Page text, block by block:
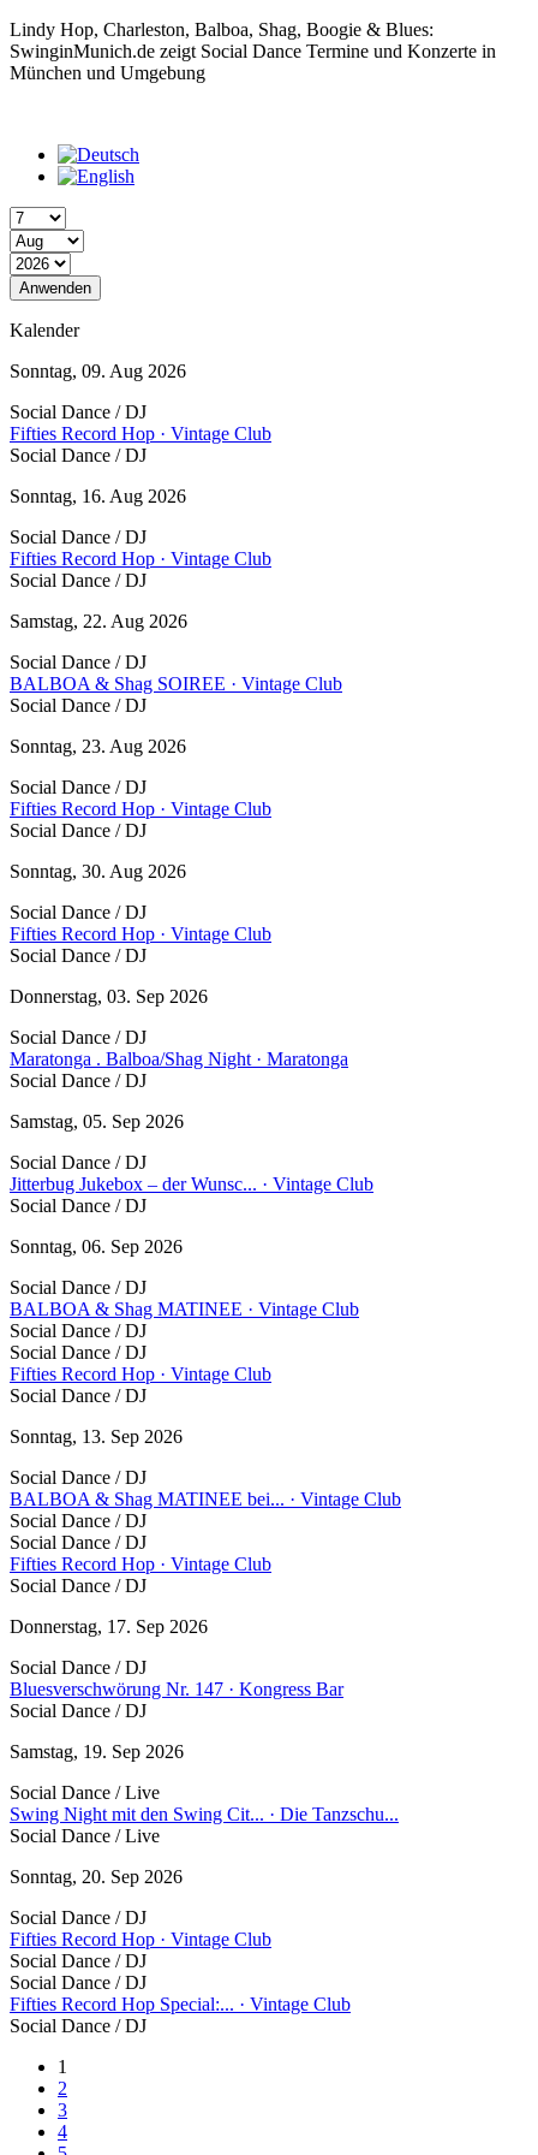
Lindy Hop, Charleston, Balboa, Shag, Boogie & Blues:
SwinginMunich.de zeigt Social Dance Termine und Konzerte in
München und Umgebung
Tag
Monat
Jahr
Kalender
Sonntag, 09. Aug 2026
Social Dance / DJ
Fifties Record Hop · Vintage Club
Social Dance / DJ
Sonntag, 16. Aug 2026
Social Dance / DJ
Fifties Record Hop · Vintage Club
Social Dance / DJ
Samstag, 22. Aug 2026
Social Dance / DJ
BALBOA & Shag SOIREE · Vintage Club
Social Dance / DJ
Sonntag, 23. Aug 2026
Social Dance / DJ
Fifties Record Hop · Vintage Club
Social Dance / DJ
Sonntag, 30. Aug 2026
Social Dance / DJ
Fifties Record Hop · Vintage Club
Social Dance / DJ
Donnerstag, 03. Sep 2026
Social Dance / DJ
Maratonga . Balboa/Shag Night · Maratonga
Social Dance / DJ
Samstag, 05. Sep 2026
Social Dance / DJ
Jitterbug Jukebox – der Wunsc... · Vintage Club
Social Dance / DJ
Sonntag, 06. Sep 2026
Social Dance / DJ
BALBOA & Shag MATINEE · Vintage Club
Social Dance / DJ
Social Dance / DJ
Fifties Record Hop · Vintage Club
Social Dance / DJ
Sonntag, 13. Sep 2026
Social Dance / DJ
BALBOA & Shag MATINEE bei... · Vintage Club
Social Dance / DJ
Social Dance / DJ
Fifties Record Hop · Vintage Club
Social Dance / DJ
Donnerstag, 17. Sep 2026
Social Dance / DJ
Bluesverschwörung Nr. 147 · Kongress Bar
Social Dance / DJ
Samstag, 19. Sep 2026
Social Dance / Live
Swing Night mit den Swing Cit... · Die Tanzschu...
Social Dance / Live
Sonntag, 20. Sep 2026
Social Dance / DJ
Fifties Record Hop · Vintage Club
Social Dance / DJ
Social Dance / DJ
Fifties Record Hop Special:... · Vintage Club
Social Dance / DJ
Pages
1
2
3
4